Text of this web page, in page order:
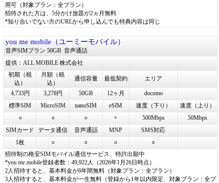
用可（対象プラン：全プラン）
招待された方は、5分かけ放題が2ヵ月無料
*知り合いでない方のURLから申し込んでも特典内容は同じ
you me mobile（ユーミーモバイル）
音声SIMプラン 50GB 音声通話
提供：ALL MOBILE 株式会社
初期（税
込）
月額（税
込）
通信容量 最低契約 エリア
4,733円 3,278円 50GB 12ヶ月
docomo
標準SIM
MicroSIM nanoSIM eSIM 速度（下り）
速度（上り）
○
○ ○ × 500Mbps
50Mbps
SIMカード
データ通信 音声通話 MNP
SMS対応
1枚
○ ○ ○
○
招待制の格安SIMモバイル通信サービス、特許出願中
*you me mobile登録者数：49,922人（2026年1月26日時点）
2人招待すると、基本料金が6年間無料（対象プラン：全プラン）
3人招待すると、基本料金が一生無料（登録から1年以内限定、対象プラン：全プ